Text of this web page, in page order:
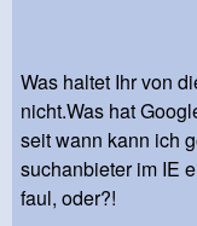
Was haltet Ihr von
nicht.Was hat
seit wann kann ich
suchanbieter im IE
faul, oder?!